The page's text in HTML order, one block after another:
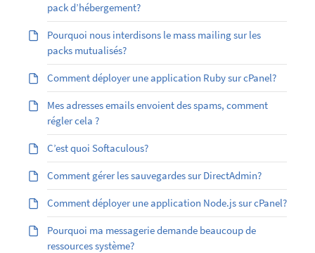
pack d’hébergement?
Pourquoi nous interdisons le mass mailing sur les
packs mutualisés?
Comment déployer une application Ruby sur cPanel?
Mes adresses emails envoient des spams, comment
régler cela ?
C’est quoi Softaculous?
Comment gérer les sauvegardes sur DirectAdmin?
Comment déployer une application Node.js sur cPanel?
Pourquoi ma messagerie demande beaucoup de
ressources système?